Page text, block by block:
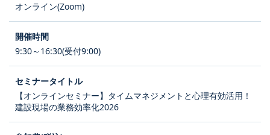
オンライン(Zoom)
9:30～16:30(受付9:00)
【オンラインセミナー】タイムマネジメントと心理有効活用！
建設現場の業務効率化2026